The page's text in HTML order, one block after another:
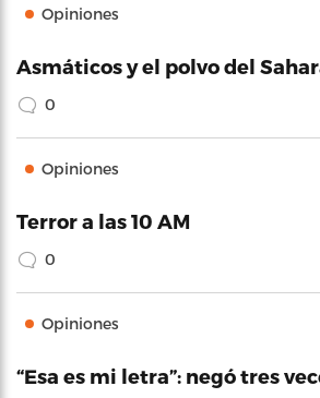
Opiniones
Asmáticos y el polvo del
0
Opiniones
Terror a las 10 AM
0
Opiniones
“Esa es mi letra”: negó tres